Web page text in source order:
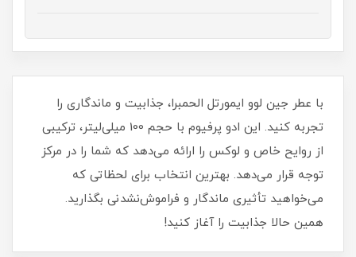
با عطر جین لوو ایمورتل الحمبرا، جذابیت و ماندگاری را
تجربه کنید. این ادو پرفیوم با حجم 100 میلی‌لیتر، ترکیبی
از روایح خاص و لوکس را ارائه می‌دهد که شما را در مرکز
توجه قرار می‌دهد. بهترین انتخاب برای لحظاتی که
می‌خواهید تأثیری ماندگار و فراموش‌نشدنی بگذارید.
همین حالا جذابیت را آغاز کنید!